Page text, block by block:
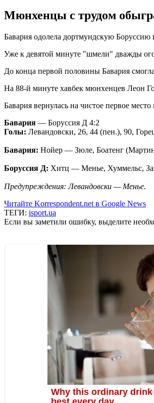
Мюнхенцы с трудом
Бавария одолела дортмундскую
Уже к девятой минуте "шмели" дважды
До конца первой половины Бавария
На 88-й минуте хавбек мюнхенцев Леон
Бавария вернулась на чистое первое
Бавария — Боруссия Д 4:2
Голы: Левандовски, 26, 44 (пен.), 90,
Бавария: Нойер — Зюле, Боатенг
Боруссия Д: Хитц — Менье, Хуммельс,
Предупреждения: Левандовски — Менье.
Читайте Korrespondent.net в Google News
ТЕГИ: isport.ua
Если вы заметили ошибку, выделите